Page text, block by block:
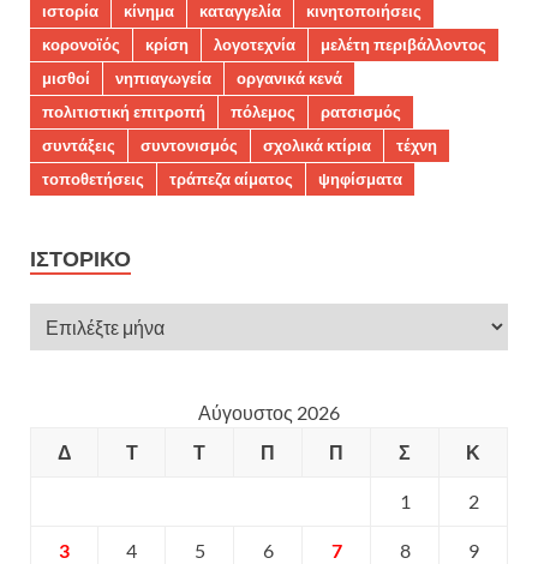
ιστορία
κίνημα καταγγελία
κινητοποιήσεις
κορονοϊός
κρίση λογοτεχνία
μελέτη περιβάλλοντος
μισθοί
νηπιαγωγεία
οργανικά κενά
πολιτιστική επιτροπή
πόλεμος
ρατσισμός
συντάξεις
συντονισμός σχολικά κτίρια
τέχνη
τοποθετήσεις
τράπεζα αίματος ψηφίσματα
ΙΣΤΟΡΙΚΌ
Αύγουστος 2026
Δ
Τ Τ Π Π Σ Κ
1 2
3 4 5 6 7 8 9